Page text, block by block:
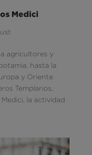
Medici
agricultores y
hasta la
y Oriente
Templarios,
la actividad